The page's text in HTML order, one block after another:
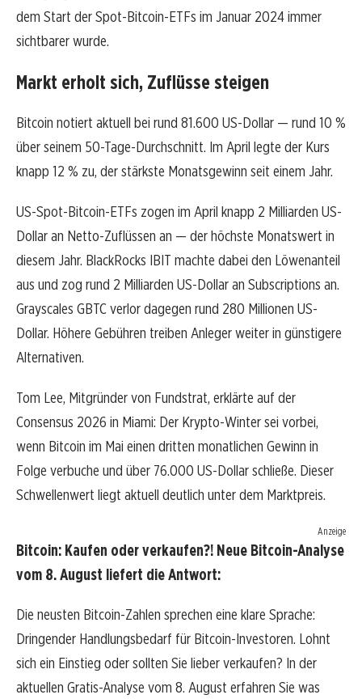
dem Start der Spot-Bitcoin-ETFs im Januar 2024 immer
sichtbarer wurde.
Markt erholt sich, Zuflüsse steigen
Bitcoin notiert aktuell bei rund 81.600 US-Dollar — rund 10 %
über seinem 50-Tage-Durchschnitt. Im April legte der Kurs
knapp 12 % zu, der stärkste Monatsgewinn seit einem Jahr.
US-Spot-Bitcoin-ETFs zogen im April knapp 2 Milliarden US-
Dollar an Netto-Zuflüssen an — der höchste Monatswert in
diesem Jahr. BlackRocks IBIT machte dabei den Löwenanteil
aus und zog rund 2 Milliarden US-Dollar an Subscriptions an.
Grayscales GBTC verlor dagegen rund 280 Millionen US-
Dollar. Höhere Gebühren treiben Anleger weiter in günstigere
Alternativen.
Tom Lee, Mitgründer von Fundstrat, erklärte auf der
Consensus 2026 in Miami: Der Krypto-Winter sei vorbei,
wenn Bitcoin im Mai einen dritten monatlichen Gewinn in
Folge verbuche und über 76.000 US-Dollar schließe. Dieser
Schwellenwert liegt aktuell deutlich unter dem Marktpreis.
Anzeige
Bitcoin: Kaufen oder verkaufen?! Neue Bitcoin-Analyse
vom 8. August liefert die Antwort:
Die neusten Bitcoin-Zahlen sprechen eine klare Sprache:
Dringender Handlungsbedarf für Bitcoin-Investoren. Lohnt
sich ein Einstieg oder sollten Sie lieber verkaufen? In der
aktuellen Gratis-Analyse vom 8. August erfahren Sie was